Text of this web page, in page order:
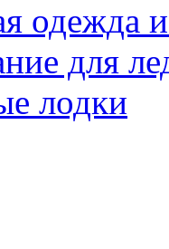
одежда
для
лодки